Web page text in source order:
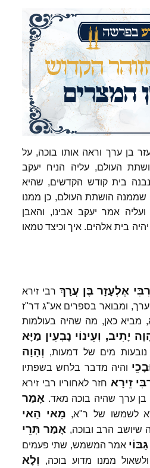
בן ערך וראה אותו בוכה, על
העולם, עליה הניח יעקב
בית קודש הקדשים, שהיא
שממנה הושתת העולם, כן ממנו
אמר יעקב אבינו, והאבן
בית אלהים. איך וכיצד טמאו
רִבִּי אֶלְעָזָר בֶּן עֲרָךְרבי זירא
ערך, ומבואר בספרים אע"ג דר"ז
מביא כאן, מה שהיה בעולמות
יָתִיב, וְעֵינוֹי נָבְעִין מַיָּא
נובעות מים של דמעות, וְהָוָה
והיה מדבר בלחש בשפתיו
זֵירָא חזר לאחוריו רבי זירא
ערך שהיה בוכה מאד. אָמַר
לשמשו של ר"א, מַאי הַאי
שיושב הרב ובוכה, אָמַר תְּרֵי
גַּבּוֹי אמר המשמש, שתי פעמים
ממנו מדוע בוכה, וְלָא